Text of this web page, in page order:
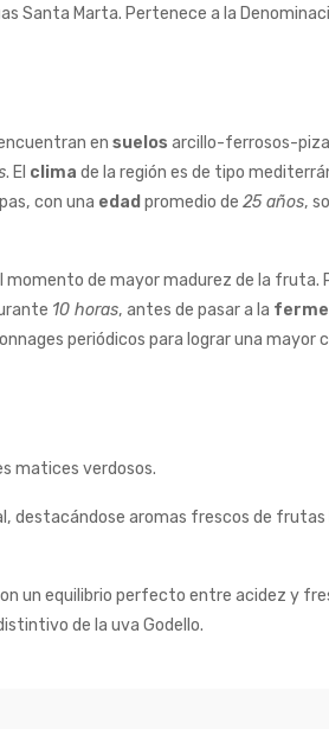
Santa Marta. Pertenece a la
ensuelos arcillo-ferrosos-
. El clima de la región es de tipo
con una edad promedio de25 años,
momento de mayor madurez de la fruta.
10 horas, antes de pasar a la
periódicos para lograr una mayor
matices verdosos.
destacándose aromas frescos de frutas
un equilibrio perfecto entre acidez y
de la uva Godello.